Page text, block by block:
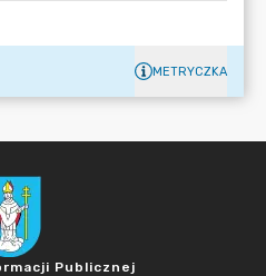
METRYCZKA
Publicznej